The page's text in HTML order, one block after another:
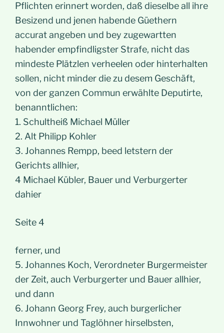
Pflichten erinnert worden, daß dieselbe all ihre
Besizend und jenen habende Güethern
accurat angeben und bey zugewartten
habender empfindligster Strafe, nicht das
mindeste Plätzlen verheelen oder hinterhalten
sollen, nicht minder die zu desem Geschäft,
von der ganzen Commun erwählte Deputirte,
benanntlichen:
1. Schultheiß Michael Müller
2. Alt Philipp Kohler
3. Johannes Rempp, beed letstern der
Gerichts allhier,
4 Michael Kübler, Bauer und Verburgerter
dahier
Seite 4
ferner, und
5. Johannes Koch, Verordneter Burgermeister
der Zeit, auch Verburgerter und Bauer allhier,
und dann
6. Johann Georg Frey, auch burgerlicher
Innwohner und Taglöhner hirselbsten,